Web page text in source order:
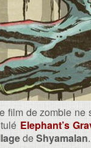
de zombie ne
Elephant’s
deShyamalan.